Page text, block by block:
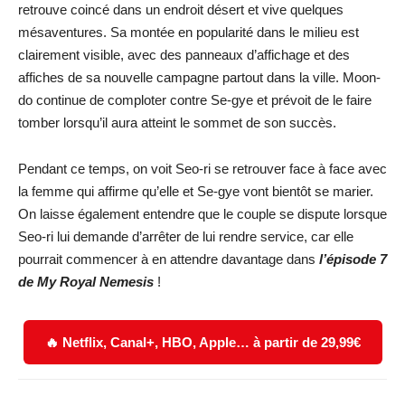
retrouve coincé dans un endroit désert et vive quelques
mésaventures. Sa montée en popularité dans le milieu est
clairement visible, avec des panneaux d’affichage et des
affiches de sa nouvelle campagne partout dans la ville. Moon-
do continue de comploter contre Se-gye et prévoit de le faire
tomber lorsqu’il aura atteint le sommet de son succès.
Pendant ce temps, on voit Seo-ri se retrouver face à face avec
la femme qui affirme qu’elle et Se-gye vont bientôt se marier.
On laisse également entendre que le couple se dispute lorsque
Seo-ri lui demande d’arrêter de lui rendre service, car elle
pourrait commencer à en attendre davantage dans l’épisode 7
de My Royal Nemesis !
🔥 Netflix, Canal+, HBO, Apple… à partir de 29,99€